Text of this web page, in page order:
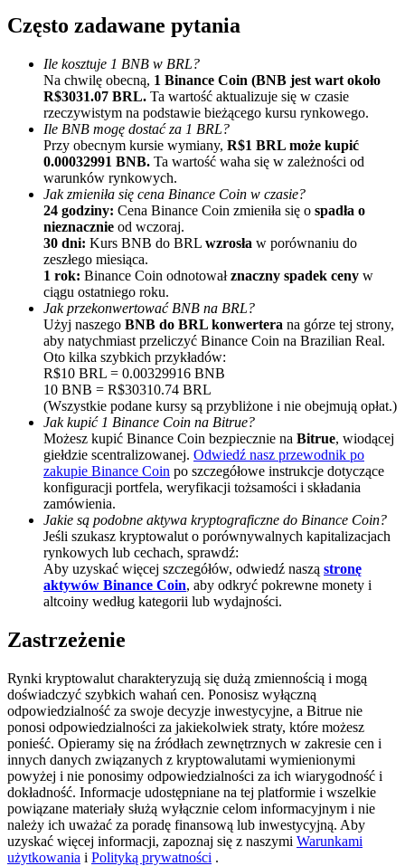
Polecaj
Zaproś przyjaciela, aby otrzymać nagrody pieniężne
Deposit CASHCAT & Win
Deposit CASHCAT & Win
Share 500000 CASHCAT prize pool
Exclusive for BitMart Users
Register & Trade to Win 500,000 USDT
Precious Metals Trading Carnival
Trade Gold & Silver · 33,333 USDT Bonus
USDT New User Exclusive 10% APR
USDT Flexible Staking | Daily Rewards
Często zadawane pytania
Ile kosztuje 1 BNB w BRL?
Na chwilę obecną, 1 Binance Coin (BNB jest wart około
R$3031.07 BRL. Ta wartość aktualizuje się w czasie
rzeczywistym na podstawie bieżącego kursu rynkowego.
Ile BNB mogę dostać za 1 BRL?
Przy obecnym kursie wymiany, R$1 BRL może kupić
0.00032991 BNB. Ta wartość waha się w zależności od
warunków rynkowych.
Jak zmieniła się cena Binance Coin w czasie?
24 godziny: Cena Binance Coin zmieniła się o spadła o
nieznacznie od wczoraj.
30 dni: Kurs BNB do BRL wzrosła w porównaniu do
zeszłego miesiąca.
1 rok: Binance Coin odnotowałznaczny spadek ceny w
ciągu ostatniego roku.
Jak przekonwertować BNB na BRL?
Użyj naszego BNB do BRL konwertera na górze tej strony,
aby natychmiast przeliczyć Binance Coin na Brazilian Real.
Oto kilka szybkich przykładów:
R$10 BRL = 0.00329916 BNB
10 BNB = R$30310.74 BRL
(Wszystkie podane kursy są przybliżone i nie obejmują opłat.)
Jak kupić 1 Binance Coin na Bitrue?
Możesz kupić Binance Coin bezpiecznie na Bitrue, wiodącej
giełdzie scentralizowanej. Odwiedź nasz przewodnik po
zakupie Binance Coin po szczegółowe instrukcje dotyczące
konfiguracji portfela, weryfikacji tożsamości i składania
zamówienia.
Jakie są podobne aktywa kryptograficzne do Binance Coin?
Jeśli szukasz kryptowalut o porównywalnych kapitalizacjach
rynkowych lub cechach, sprawdź:
Aby uzyskać więcej szczegółów, odwiedź naszą stronę
aktywów Binance Coin, aby odkryć pokrewne monety i
altcoiny według kategorii lub wydajności.
Zastrzeżenie
Rynki kryptowalut charakteryzują się dużą zmiennością i mogą
doświadczyć szybkich wahań cen. Ponosisz wyłączną
odpowiedzialność za swoje decyzje inwestycyjne, a Bitrue nie
ponosi odpowiedzialności za jakiekolwiek straty, które możesz
ponieść. Opieramy się na źródłach zewnętrznych w zakresie cen i
innych danych związanych z kryptowalutami wymienionymi
powyżej i nie ponosimy odpowiedzialności za ich wiarygodność i
dokładność. Informacje udostępniane na tej platformie i wszelkie
powiązane materiały służą wyłącznie celom informacyjnym i nie
należy ich uważać za poradę finansową lub inwestycyjną. Aby
uzyskać więcej informacji, zapoznaj się z naszymi Warunkami
użytkowania i Polityką prywatności .